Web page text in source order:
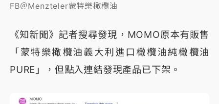
FB＠Menzteler蒙特樂橄欖油
《知新聞》記者搜尋發現，MOMO原本有販售
「蒙特樂橄欖油義大利進口橄欖油純橄欖油
PURE」，但點入連結發現產品已下架。